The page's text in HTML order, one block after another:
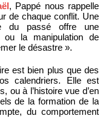
, Pappé nous rappelle
de chaque conflit. Une
du passé offre une
ou la manipulation de
le désastre ».
est bien plus que des
calendriers. Elle est
ou à l’histoire vue d’en
de la formation de la
du comportement